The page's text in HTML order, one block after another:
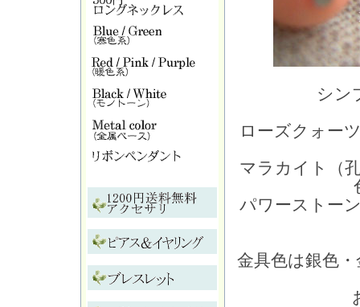
シン
ローズクォー
マラカイト（
パワーストー
金具色は銀色